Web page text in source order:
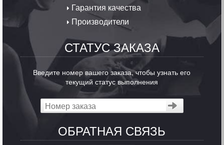
Гарантия качества
Производители
СТАТУС ЗАКАЗА
Введите номер вашего заказа, чтобы узнать его
текущий статус выполнения
ОБРАТНАЯ СВЯЗЬ